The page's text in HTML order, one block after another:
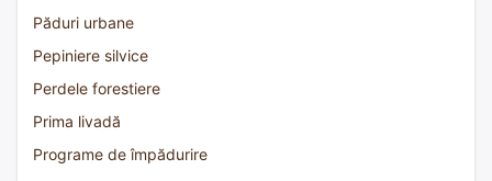
Păduri urbane
Pepiniere silvice
Perdele forestiere
Prima livadă
Programe de împădurire